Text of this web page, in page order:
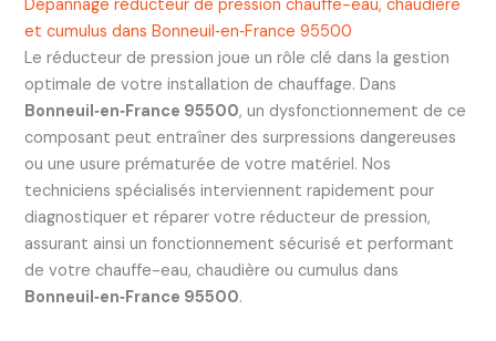
Dépannage réducteur de pression chauffe-eau, chaudière
et cumulus dans Bonneuil‑en‑France 95500
Le réducteur de pression joue un rôle clé dans la gestion
optimale de votre installation de chauffage. Dans
Bonneuil‑en‑France 95500, un dysfonctionnement de ce
composant peut entraîner des surpressions dangereuses
ou une usure prématurée de votre matériel. Nos
techniciens spécialisés interviennent rapidement pour
diagnostiquer et réparer votre réducteur de pression,
assurant ainsi un fonctionnement sécurisé et performant
de votre chauffe-eau, chaudière ou cumulus dans
Bonneuil‑en‑France 95500.